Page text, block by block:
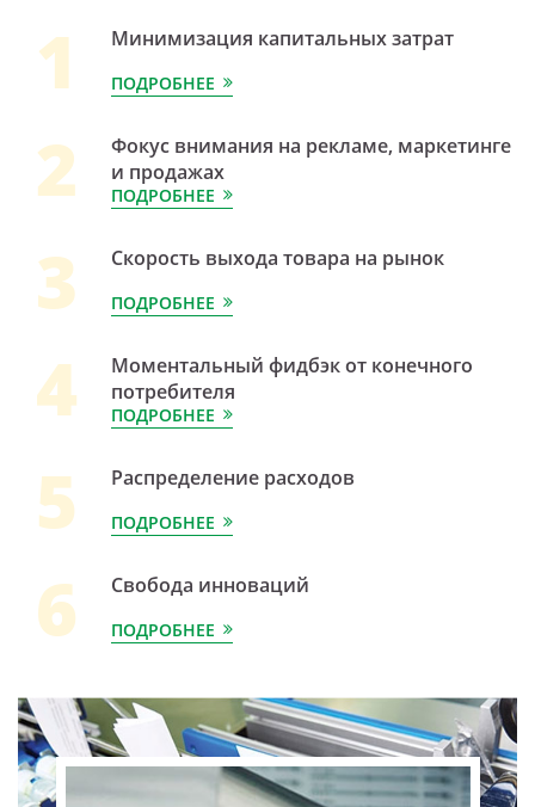
1 Минимизация капитальных затрат
ПОДРОБНЕЕ
2
Фокус внимания на рекламе, маркетинге
и продажах
ПОДРОБНЕЕ
3 Скорость выхода товара на рынок
ПОДРОБНЕЕ
4
Моментальный фидбэк от конечного
потребителя
ПОДРОБНЕЕ
5 Распределение расходов
ПОДРОБНЕЕ
6 Свобода инноваций
ПОДРОБНЕЕ